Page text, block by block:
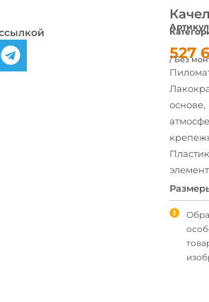
527
/ Без
основе,